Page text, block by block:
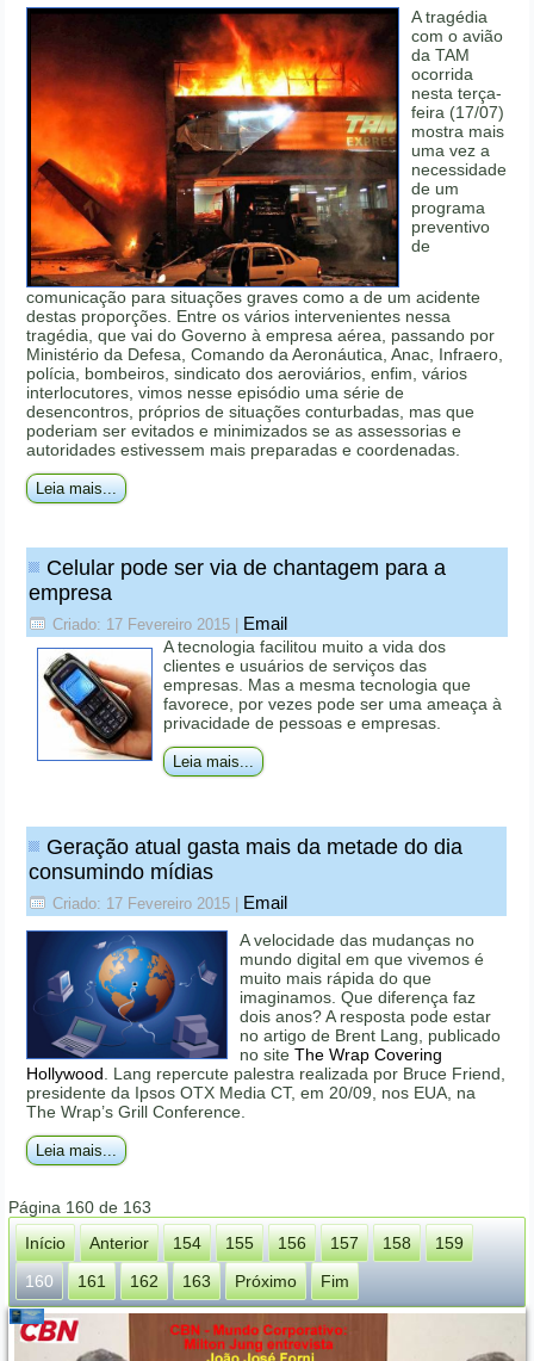
A tragédia
com o avião
da TAM
ocorrida
nesta terça-
feira (17/07)
mostra mais
uma vez a
necessidade
de um
programa
preventivo
de
comunicação para situações graves como a de um acidente
destas proporções. Entre os vários intervenientes nessa
tragédia, que vai do Governo à empresa aérea, passando por
Ministério da Defesa, Comando da Aeronáutica, Anac, Infraero,
polícia, bombeiros, sindicato dos aeroviários, enfim, vários
interlocutores, vimos nesse episódio uma série de
desencontros, próprios de situações conturbadas, mas que
poderiam ser evitados e minimizados se as assessorias e
autoridades estivessem mais preparadas e coordenadas.
Leia mais...
Celular pode ser via de chantagem para a
empresa
Criado: 17 Fevereiro 2015 Email
A tecnologia facilitou muito a vida dos
clientes e usuários de serviços das
empresas. Mas a mesma tecnologia que
favorece, por vezes pode ser uma ameaça à
privacidade de pessoas e empresas.
Leia mais...
Geração atual gasta mais da metade do dia
consumindo mídias
Criado: 17 Fevereiro 2015 Email
A velocidade das mudanças no
mundo digital em que vivemos é
muito mais rápida do que
imaginamos. Que diferença faz
dois anos? A resposta pode estar
no artigo de Brent Lang, publicado
no siteThe Wrap Covering
Hollywood. Lang repercute palestra realizada por Bruce Friend,
presidente da Ipsos OTX Media CT, em 20/09, nos EUA, na
The Wrap’s Grill Conference.
Leia mais...
Página 160 de 163
Início
Anterior 154 155 156 157 158
159
160
161 162 163 Próximo Fim